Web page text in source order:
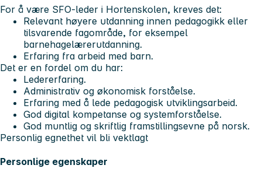
For å være SFO-leder i Hortenskolen, kreves det:
Relevant høyere utdanning innen pedagogikk eller
tilsvarende fagområde, for eksempel
barnehagelærerutdanning.
Erfaring fra arbeid med barn.
Det er en fordel om du har:
Ledererfaring.
Administrativ og økonomisk forståelse.
Erfaring med å lede pedagogisk utviklingsarbeid.
God digital kompetanse og systemforståelse.
God muntlig og skriftlig framstillingsevne på norsk.
Personlig egnethet vil bli vektlagt
Personlige egenskaper